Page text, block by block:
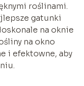
roślinami.
gatunki
na oknie
na okno
i efektowne, aby